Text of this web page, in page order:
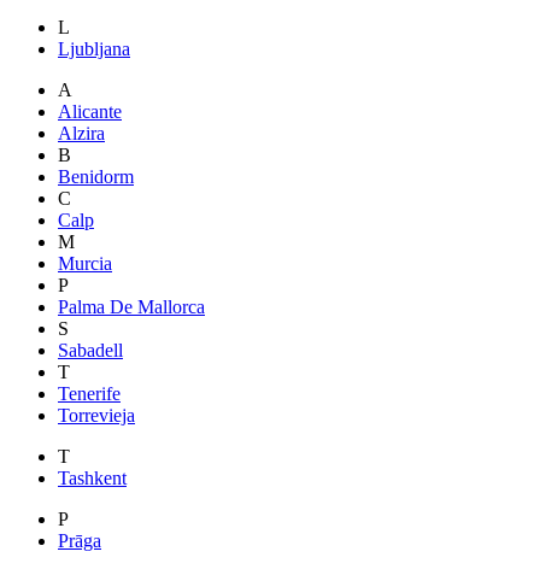
L
Ljubljana
A
Alicante
Alzira
B
Benidorm
C
Calp
M
Murcia
P
Palma De Mallorca
S
Sabadell
T
Tenerife
Torrevieja
T
Tashkent
P
Prāga